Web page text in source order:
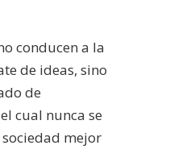
conducen a la
de ideas, sino
de
cual nunca se
mejor